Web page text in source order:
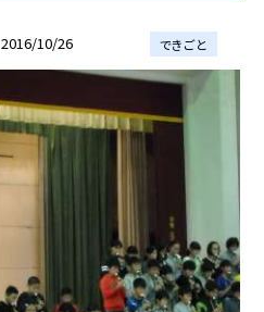
2016/10/26 できごと